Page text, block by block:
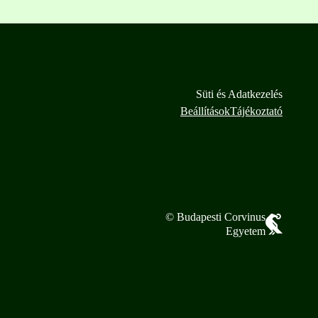
Süti és Adatkezelés
BeállításokTájékoztató
© Budapesti Corvinus
Egyetem